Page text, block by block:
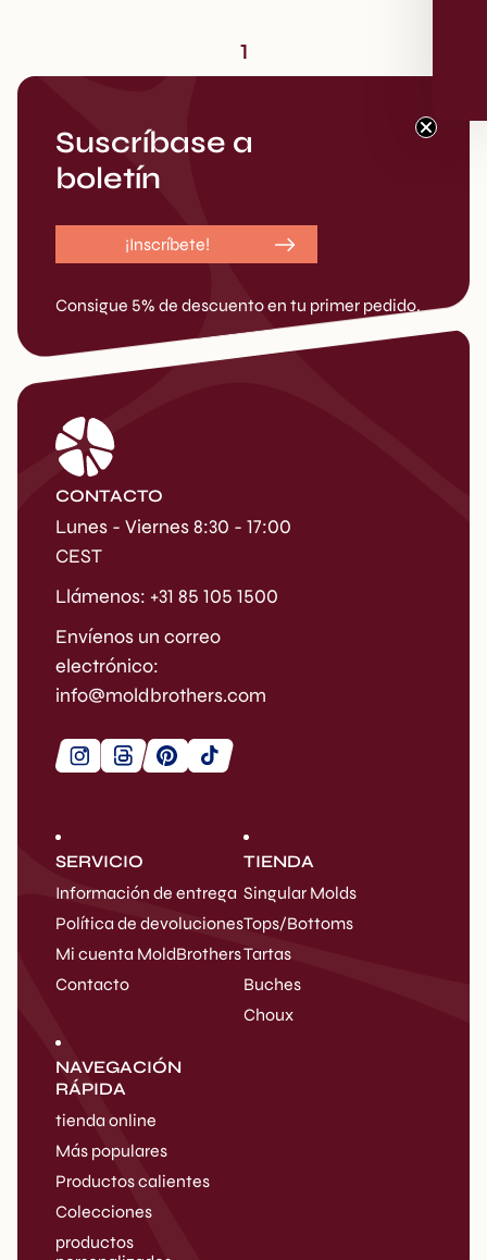
1
Suscríbase a
boletín
¡Inscríbete!
Consigue 5% de descuento en tu primer pedido.
SERVICIO
Información de entrega
Política de devoluciones
Mi cuenta MoldBrothers
Contacto
TIENDA
Singular Molds
Tops/Bottoms
Tartas
Buches
Choux
NAVEGACIÓN
RÁPIDA
tienda online
Más populares
Productos calientes
Colecciones
productos
CONTACTO
Lunes - Viernes 8:30 - 17:00
CEST
Llámenos: +31 85 105 1500
Envíenos un correo
electrónico:
info@moldbrothers.com